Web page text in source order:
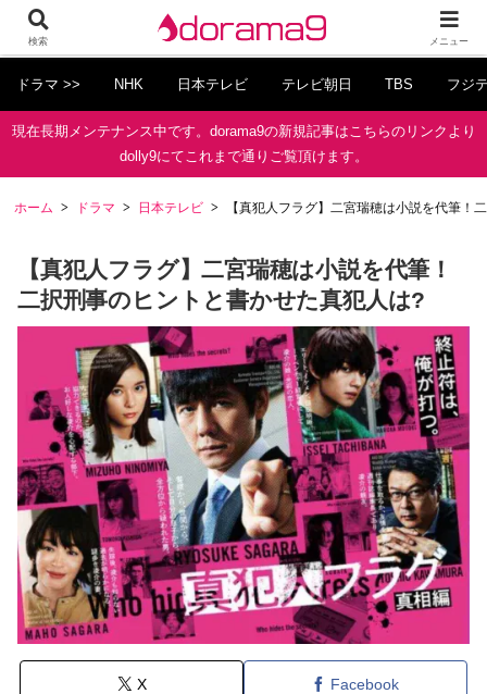
ドラマ >> NHK 日本テレビ テレビ朝日 TBS フジ
現在長期メンテナンス中です。dorama9の新規記事はこちらのリンクより
dolly9にてこれまで通りご覧頂けます。
ホーム ドラマ 日本テレビ 【真犯人フラグ】二宮瑞穂は小説を代筆！
【真犯人フラグ】二宮瑞穂は小説を代筆！
二択刑事のヒントと書かせた真犯人は?
X Facebook
検索 メニュー